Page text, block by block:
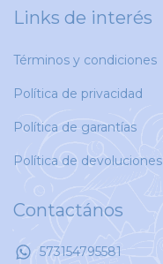
Links de interés
Términos y condiciones
Política de privacidad
Política de garantías
Política de devoluciones
Contactános
573154795581